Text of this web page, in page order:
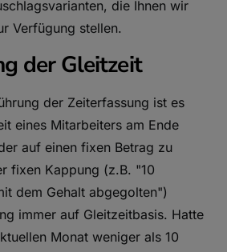
die Ihnen wir
Verfügung stellen.
der Gleitzeit
der Zeiterfassung ist es
eines Mitarbeiters am Ende
auf einen fixen Betrag zu
fixen Kappung (z.B. "10
dem Gehalt abgegolten")
immer auf Gleitzeitbasis. Hatte
Monat weniger als 10